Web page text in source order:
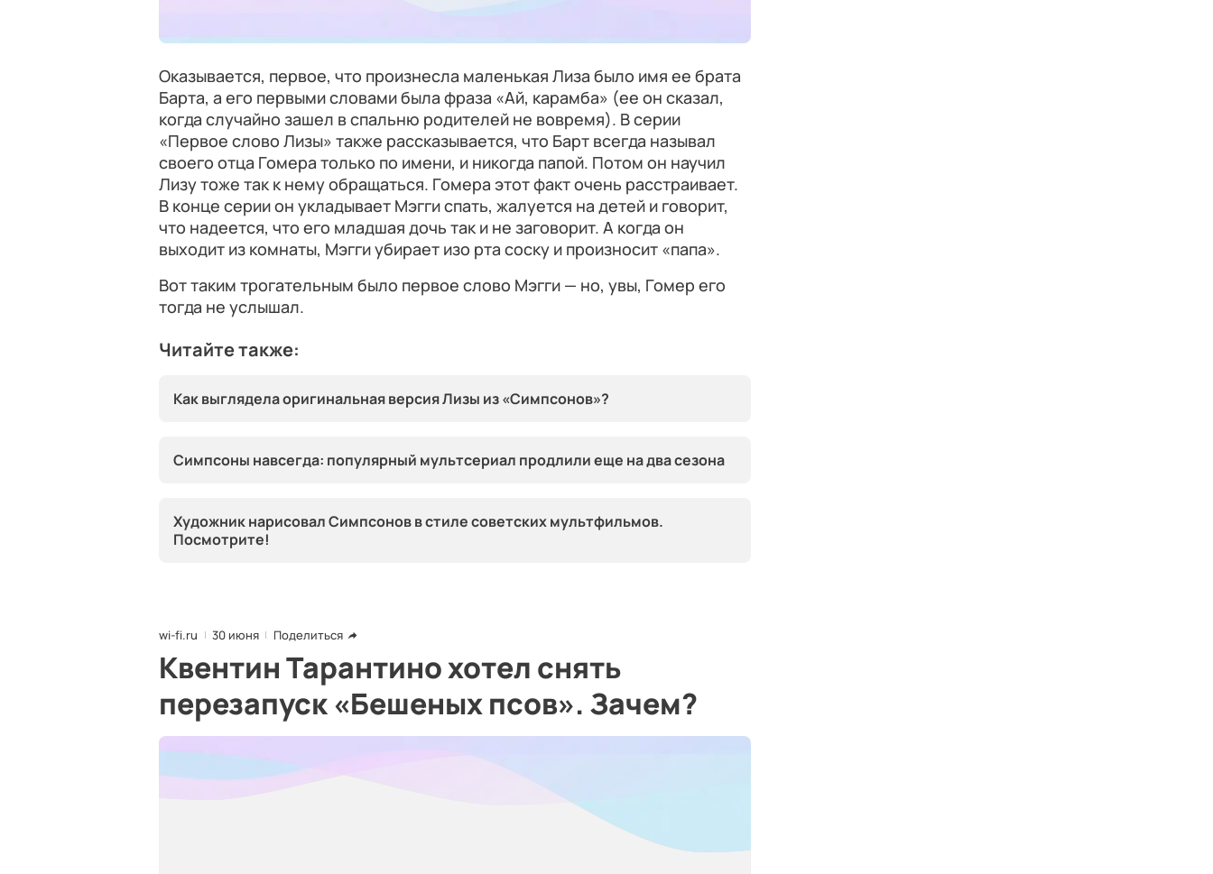
Оказывается, первое, что произнесла маленькая Лиза было имя ее брата
Барта, а его первыми словами была фраза «Ай, карамба» (ее он сказал,
когда случайно зашел в спальню родителей не вовремя). В серии
«Первое слово Лизы» также рассказывается, что Барт всегда называл
своего отца Гомера только по имени, и никогда папой. Потом он научил
Лизу тоже так к нему обращаться. Гомера этот факт очень расстраивает.
В конце серии он укладывает Мэгги спать, жалуется на детей и говорит,
что надеется, что его младшая дочь так и не заговорит. А когда он
выходит из комнаты, Мэгги убирает изо рта соску и произносит «папа».
Вот таким трогательным было первое слово Мэгги — но, увы, Гомер его
тогда не услышал.
Читайте также:
Как выглядела оригинальная версия Лизы из «Симпсонов»?
Симпсоны навсегда: популярный мультсериал продлили еще на два сезона
Художник нарисовал Симпсонов в стиле советских мультфильмов.
Посмотрите!
wi-fi.ru 30 июня Поделиться
Квентин Тарантино хотел снять
перезапуск «Бешеных псов». Зачем?